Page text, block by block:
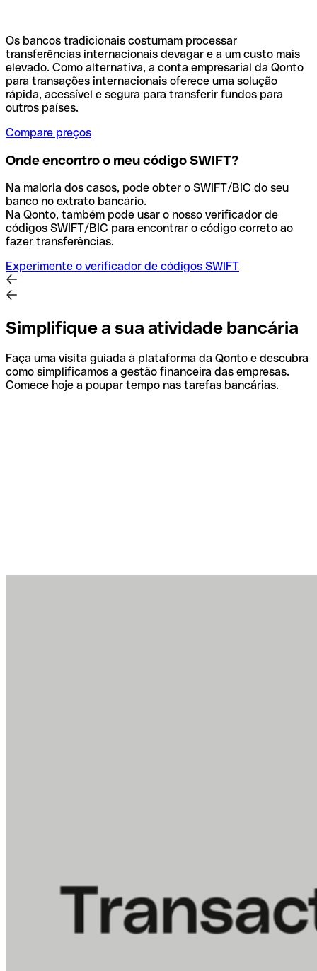
Os bancos tradicionais costumam processar
transferências internacionais devagar e a um custo mais
elevado. Como alternativa, a conta empresarial da Qonto
para transações internacionais oferece uma solução
rápida, acessível e segura para transferir fundos para
outros países.
Compare preços
Onde encontro o meu código SWIFT?
Na maioria dos casos, pode obter o SWIFT/BIC do seu
banco no extrato bancário.
Na Qonto, também pode usar o nosso verificador de
códigos SWIFT/BIC para encontrar o código correto ao
fazer transferências.
Experimente o verificador de códigos SWIFT
Simplifique a sua atividade bancária
Faça uma visita guiada à plataforma da Qonto e descubra
como simplificamos a gestão financeira das empresas.
Comece hoje a poupar tempo nas tarefas bancárias.